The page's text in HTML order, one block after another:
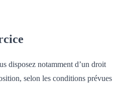
disposez notamment d’un droit
selon les conditions prévues